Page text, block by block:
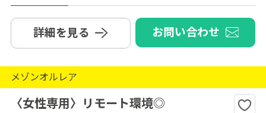
詳細を見る お問い合わせ
メゾンオルレア
〈女性専用〉リモート環境◎